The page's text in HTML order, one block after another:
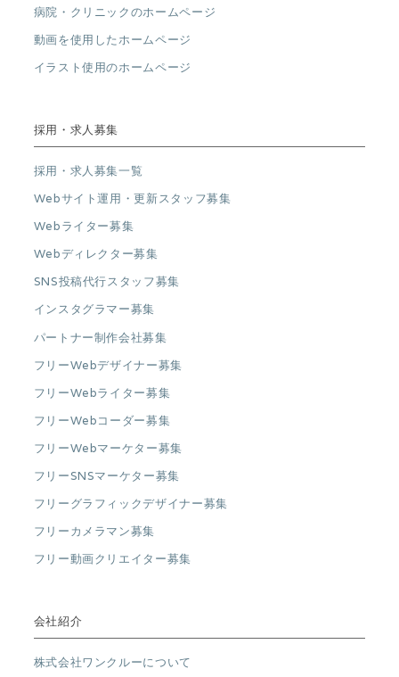
病院・クリニックのホームページ
動画を使用したホームページ
イラスト使用のホームページ
採用・求人募集
採用・求人募集一覧
Webサイト運用・更新スタッフ募集
Webライター募集
Webディレクター募集
SNS投稿代行スタッフ募集
インスタグラマー募集
パートナー制作会社募集
フリーWebデザイナー募集
フリーWebライター募集
フリーWebコーダー募集
フリーWebマーケター募集
フリーSNSマーケター募集
フリーグラフィックデザイナー募集
フリーカメラマン募集
フリー動画クリエイター募集
会社紹介
株式会社ワンクルーについて